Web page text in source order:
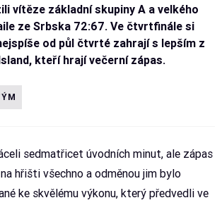
vítěze základní skupiny A a velkého
ze Srbska 72:67. Ve čtvrtfinále si
od půl čtvrté zahrají s lepším z
kteří hrají večerní zápas.
sedmatřicet úvodních minut, ale zápas
hřišti všechno a odměnou jim bylo
ke skvělému výkonu, který předvedli ve